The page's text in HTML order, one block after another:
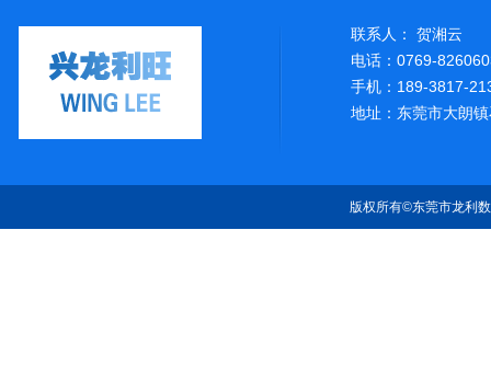
联系人： 贺湘云
电话：0769-
手机：189-3817-
地址：东莞市大朗
版权所有©东莞市龙利